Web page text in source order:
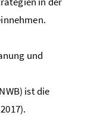
und
NWB) ist die